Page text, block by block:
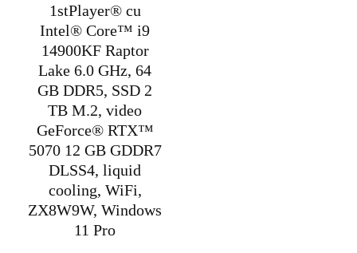
1stPlayer® cu
Intel® Core™ i9
14900KF Raptor
Lake 6.0 GHz, 64
GB DDR5, SSD 2
TB M.2, video
GeForce® RTX™
5070 12 GB GDDR7
DLSS4, liquid
cooling, WiFi,
ZX8W9W, Windows
11 Pro